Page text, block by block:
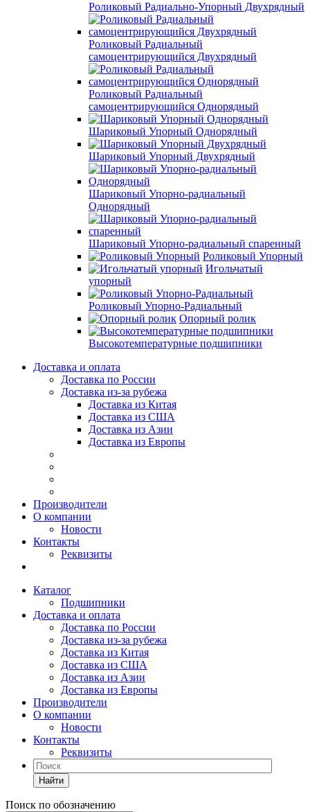
Роликовый Радиально-Упорный Двухрядный
Роликовый Радиальный
самоцентрирующийся Двухрядный
Роликовый Радиальный
самоцентрирующийся Однорядный
Шариковый Упорный Однорядный
Шариковый Упорный Двухрядный
Шариковый Упорно-радиальный
Однорядный
Шариковый Упорно-радиальный спаренный
Роликовый Упорный
Игольчатый
упорный
Роликовый Упорно-Радиальный
Опорный ролик
Высокотемпературные подшипники
Доставка и оплата
Доставка по России
Доставка из-за рубежа
Доставка из Китая
Доставка из США
Доставка из Азии
Доставка из Европы
Производители
О компании
Новости
Контакты
Реквизиты
Каталог
Подшипники
Доставка и оплата
Доставка по России
Доставка из-за рубежа
Доставка из Китая
Доставка из США
Доставка из Азии
Доставка из Европы
Производители
О компании
Новости
Контакты
Реквизиты
Найти
Поиск по обозначению